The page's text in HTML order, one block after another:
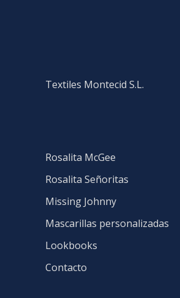
Textiles Montecid S.L.
Rosalita McGee
Rosalita Señoritas
Missing Johnny
Mascarillas personalizadas
Lookbooks
Contacto